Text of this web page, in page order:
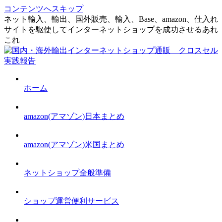
コンテンツへスキップ
ネット輸入、輸出、国外販売、輸入、Base、amazon、仕入れ
サイトを駆使してインターネットショップを成功させるあれ
これ
ホーム
amazon(アマゾン)日本まとめ
amazon(アマゾン)米国まとめ
ネットショップ全般準備
ショップ運営便利サービス